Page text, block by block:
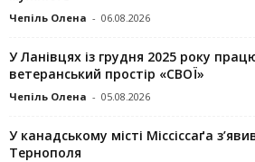
Чепіль Олена - 06.08.2026
У Ланівцях із грудня 2025 року
ветеранський простір «СВОЇ»
Чепіль Олена - 05.08.2026
У канадському місті Міссіссаґа
Тернополя